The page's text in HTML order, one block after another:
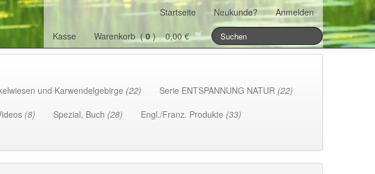
Startseite Neukunde?
Anmelden
Kasse
Warenkorb (0) 0,00 €
und Karwendelgebirge (22) Serie ENTSPANNUNG NATUR (22)
(8) Spezial, Buch (28) Engl./Franz. Produkte (33)